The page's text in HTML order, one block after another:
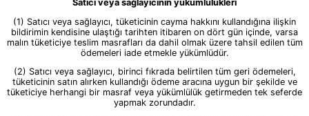
Satıcı veya sağlayıcının yükümlülükleri
(1) Satıcı veya sağlayıcı, tüketicinin cayma hakkını kullandığına ilişkin
bildirimin kendisine ulaştığı tarihten itibaren on dört gün içinde, varsa
malın tüketiciye teslim masrafları da dahil olmak üzere tahsil edilen tüm
ödemeleri iade etmekle yükümlüdür.
(2) Satıcı veya sağlayıcı, birinci fıkrada belirtilen tüm geri ödemeleri,
tüketicinin satın alırken kullandığı ödeme aracına uygun bir şekilde ve
tüketiciye herhangi bir masraf veya yükümlülük getirmeden tek seferde
yapmak zorundadır.